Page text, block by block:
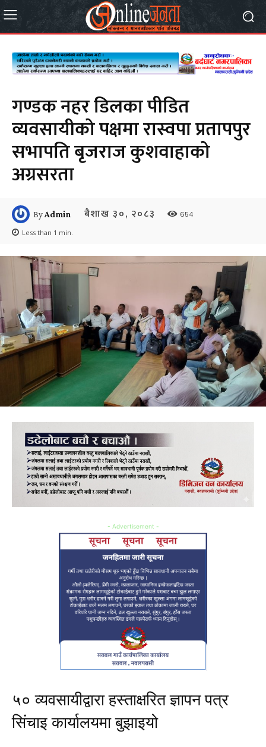
गण्डक नहर डिलका पीडित
व्यवसायीको पक्षमा रास्वपा प्रतापपुर
सभापति बृजराज कुशवाहाको
अग्रसरता
ByAdmin बैशाख ३०, २०८३ 654
Less than 1 min.
- Advertisement -
५० व्यवसायीद्वारा हस्ताक्षरित ज्ञापन पत्र
सिंचाइ कार्यालयमा बुझाइयो